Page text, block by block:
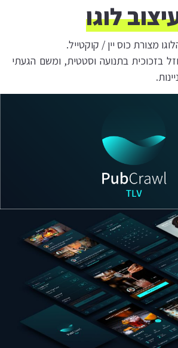
לוגו
מצורת כוס יין / קוקטייל.
בזכוכית בתנועה וסטטית, ומשם הגעתי